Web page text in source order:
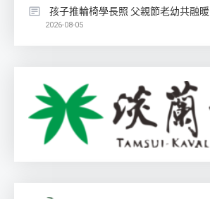
孩子推輪椅學長照 父親節老幼共融暖
2026-08-05